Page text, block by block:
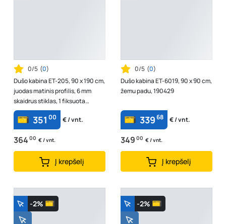
0/5 (0)
Dušo kabina ET-205, 90 x 190 cm,
juodas matinis profilis, 6 mm
skaidrus stiklas, 1 fiksuota
sienele, be padėklo
351 00 € / vnt.
364 00 € / vnt.
Į krepšelį
0/5 (0)
Dušo kabina ET-6019, 90 x 90 cm,
žemu padu, 190429
33968 € / vnt.
349 00 € / vnt.
Į krepšelį
-2% -2%